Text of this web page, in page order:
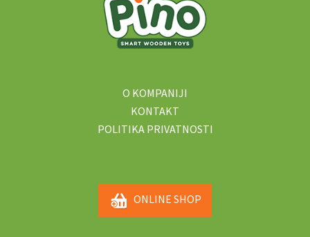
O KOMPANIJI
KONTAKT
POLITIKA PRIVATNOSTI
ONLINE SHOP